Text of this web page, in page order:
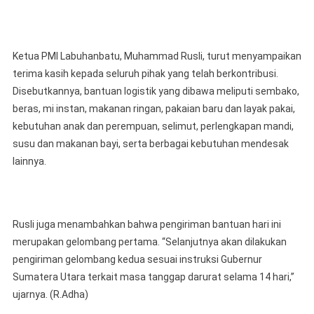
Ketua PMI Labuhanbatu, Muhammad Rusli, turut menyampaikan
terima kasih kepada seluruh pihak yang telah berkontribusi.
Disebutkannya, bantuan logistik yang dibawa meliputi sembako,
beras, mi instan, makanan ringan, pakaian baru dan layak pakai,
kebutuhan anak dan perempuan, selimut, perlengkapan mandi,
susu dan makanan bayi, serta berbagai kebutuhan mendesak
lainnya.
Rusli juga menambahkan bahwa pengiriman bantuan hari ini
merupakan gelombang pertama. “Selanjutnya akan dilakukan
pengiriman gelombang kedua sesuai instruksi Gubernur
Sumatera Utara terkait masa tanggap darurat selama 14 hari,”
ujarnya. (R.Adha)